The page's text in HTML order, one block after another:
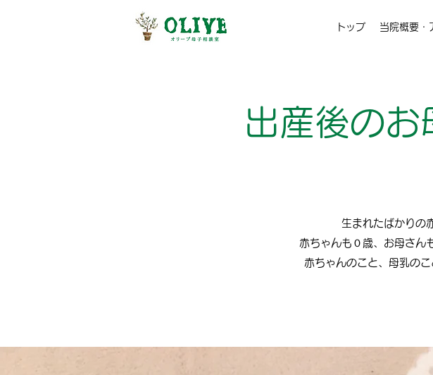
トップ 当院概要・
出産後のお
生まれたばかりの
赤ちゃんも０歳、お母さん
赤ちゃんのこと、母乳の